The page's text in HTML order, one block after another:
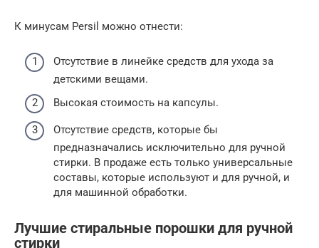
К минусам Persil можно отнести:
Отсутствие в линейке средств для ухода за
детскими вещами.
Высокая стоимость на капсулы.
Отсутствие средств, которые бы
предназначались исключительно для ручной
стирки. В продаже есть только универсальные
составы, которые используют и для ручной, и
для машинной обработки.
Лучшие стиральные порошки для ручной
стирки